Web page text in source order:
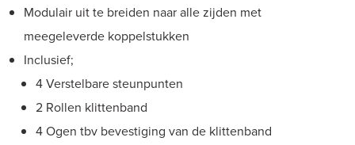
Modulair uit te breiden naar alle zijden met
meegeleverde koppelstukken
Inclusief;
4 Verstelbare steunpunten
2 Rollen klittenband
4 Ogen tbv bevestiging van de klittenband